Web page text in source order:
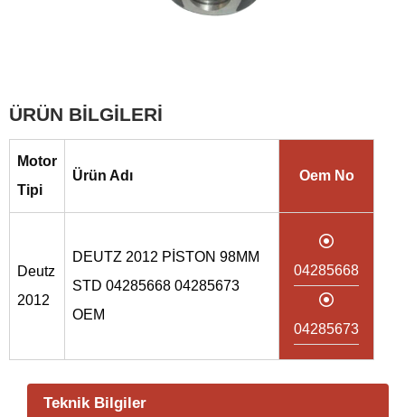
ÜRÜN BİLGİLERİ
Motor
Tipi
Ürün Adı Oem No
Deutz
2012
DEUTZ 2012 PİSTON 98MM
STD 04285668 04285673
OEM
04285668
04285673
Teknik Bilgiler